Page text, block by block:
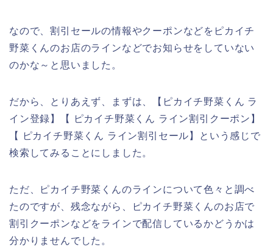
なので、割引セールの情報やクーポンなどをピカイチ
野菜くんのお店のラインなどでお知らせをしていない
のかな～と思いました。
だから、とりあえず、まずは、【ピカイチ野菜くん ラ
イン登録】【 ピカイチ野菜くん ライン割引クーポン】
【 ピカイチ野菜くん ライン割引セール】という感じで
検索してみることにしました。
ただ、ピカイチ野菜くんのラインについて色々と調べ
たのですが、残念ながら、ピカイチ野菜くんのお店で
割引クーポンなどをラインで配信しているかどうかは
分かりませんでした。